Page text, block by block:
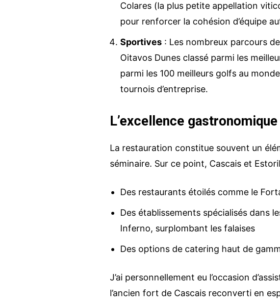
Colares (la plus petite appellation
pour renforcer la cohésion d’équipe
Sportives : Les nombreux parcours
Oitavos Dunes classé parmi les
parmi les 100 meilleurs golfs au
tournois d’entreprise.
L’excellence
La restauration constitue souvent un
séminaire. Sur ce point, Cascais et
Des restaurants étoilés comme le
Des établissements spécialisés dans
Inferno, surplombant les falaises
Des options de catering haut de
J’ai personnellement eu l’occasion
l’ancien fort de Cascais reconverti en